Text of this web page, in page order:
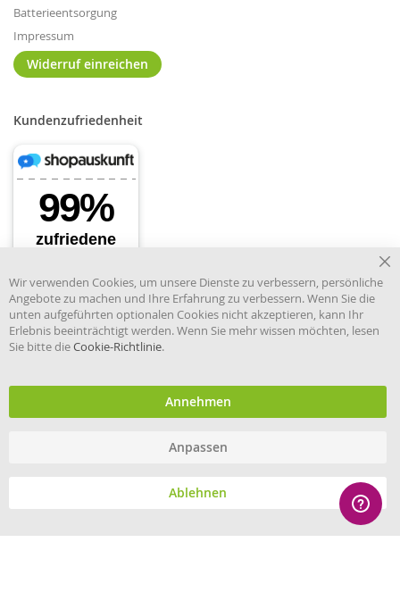
Batterieentsorgung
Impressum
Widerruf einreichen
Kundenzufriedenheit
Händler im offiziellen Register
und Information.
© eHygiene 2026 - All rights reserved.
Wir verwenden Cookies, um unsere Dienste zu verbessern, persönliche
Angebote zu machen und Ihre Erfahrung zu verbessern. Wenn Sie die
unten aufgeführten optionalen Cookies nicht akzeptieren, kann Ihr
Erlebnis beeinträchtigt werden. Wenn Sie mehr wissen möchten, lesen
Sie bitte dieCookie-Richtlinie.
Annehmen
Anpassen
Ablehnen